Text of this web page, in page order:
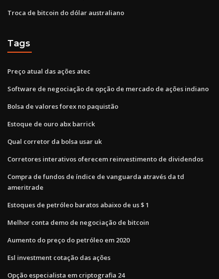
Troca de bitcoin do dólar australiano
Tags
Preço atual das ações atec
Software de negociação de opção de mercado de ações indiano
Bolsa de valores forex no paquistão
Estoque de ouro abx barrick
Qual corretor da bolsa usar uk
Corretores interativos oferecem reinvestimento de dividendos
Compra de fundos de índice de vanguarda através da td
ameritrade
Estoques de petróleo baratos abaixo de us $ 1
Melhor conta demo de negociação de bitcoin
Aumento do preço do petróleo em 2020
Esl investment cotação das ações
Opção especialista em criptografia 24